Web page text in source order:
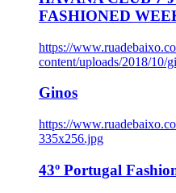
FASHIONED
https://
content/uploads/2018/10/
Ginos
https://
335x256.jpg
43º Portugal